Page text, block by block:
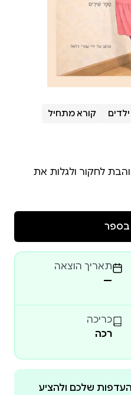
ילדים קורא מתחיל
לחקור ולגלות את
בספר
תאריך הוצאה
—
כריכה
רכה
שלכם ולהציע